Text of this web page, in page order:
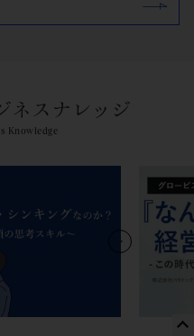
ネスナレッジ
Knowledge